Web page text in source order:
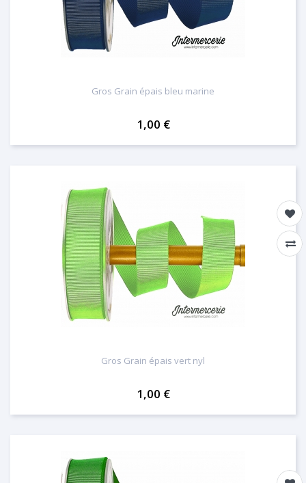
Gros Grain épais bleu marine
1,00 €
Gros Grain épais vert nyl
1,00 €